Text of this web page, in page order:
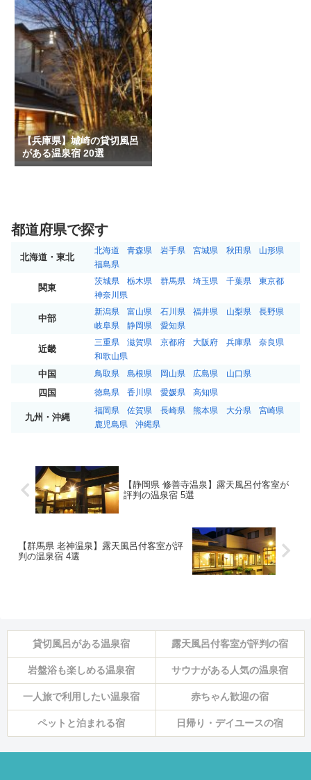
【兵庫県】城崎の貸切風呂
がある温泉宿 20選
都道府県で探す
北海道・東北
北海道 青森県 岩手県 宮城県 秋田県
山形県
福島県
関東
茨城県 栃木県 群馬県 埼玉県 千葉県
東京都
神奈川県
中部
新潟県 富山県 石川県 福井県 山梨県
長野県
岐阜県
静岡県 愛知県
近畿
三重県 滋賀県 京都府 大阪府 兵庫県
奈良県
和歌山県
中国 鳥取県 島根県 岡山県 広島県 山口県
四国 徳島県 香川県 愛媛県 高知県
九州・沖縄
福岡県 佐賀県 長崎県 熊本県 大分県
宮崎県
鹿児島県
沖縄県
【静岡県 修善寺温泉】露天風呂付客室が
評判の温泉宿 5選
【群馬県 老神温泉】露天風呂付客室が評
判の温泉宿 4選
貸切風呂がある温泉宿 露天風呂付客室が評判の宿
岩盤浴も楽しめる温泉宿 サウナがある人気の温泉宿
一人旅で利用したい温泉宿 赤ちゃん歓迎の宿
ペットと泊まれる宿 日帰り・デイユースの宿